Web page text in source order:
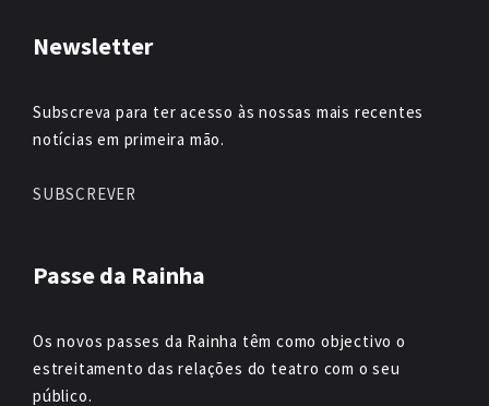
Newsletter
Subscreva para ter acesso às nossas mais recentes
notícias em primeira mão.
SUBSCREVER
Passe da Rainha
Os novos passes da Rainha têm como objectivo o
estreitamento das relações do teatro com o seu
público.